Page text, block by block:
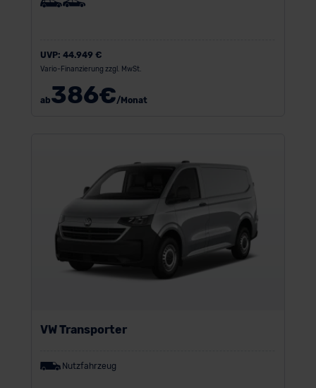
Datenschutzerklärung
UVP: 44.949 €
Vario-Finanzierung zzgl. MwSt.
ab386€/Monat
VW Transporter
Nutzfahrzeug